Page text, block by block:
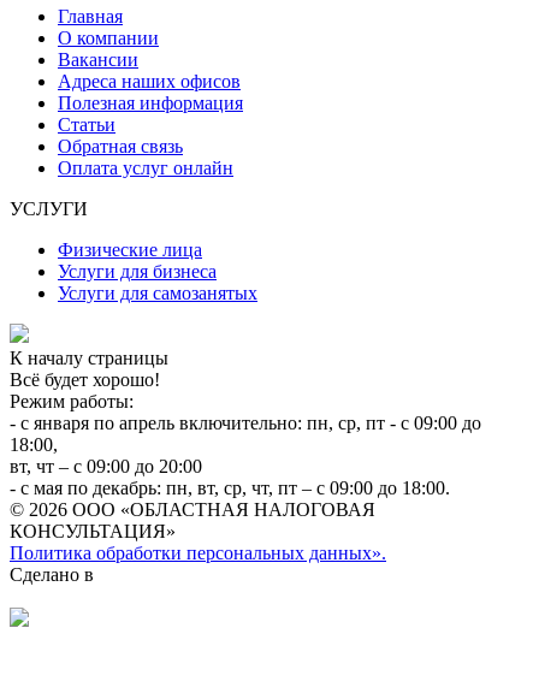
Главная
О компании
Вакансии
Адреса наших офисов
Полезная информация
Статьи
Обратная связь
Оплата услуг онлайн
УСЛУГИ
Физические лица
Услуги для бизнеса
Услуги для самозанятых
К началу страницы
Всё будет хорошо!
Режим работы:
- с января по апрель включительно: пн, ср, пт - с 09:00 до
18:00,
вт, чт – с 09:00 до 20:00
- с мая по декабрь: пн, вт, ср, чт, пт – с 09:00 до 18:00.
© 2026 ООО «ОБЛАСТНАЯ НАЛОГОВАЯ
КОНСУЛЬТАЦИЯ»
Политика обработки персональных данных».
Сделано в